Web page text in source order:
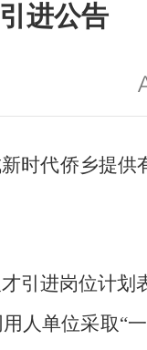
进公告
时代侨乡提
引进岗位计划
人单位采取“